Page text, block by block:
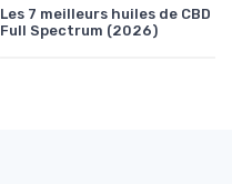
Les 7 meilleurs huiles de CBD
Full Spectrum (2026)